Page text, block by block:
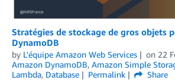
Stratégies de stockage de gros objets
DynamoDB
by L'équipe Amazon Web Services on 22
Amazon DynamoDB, Amazon Simple
Lambda, Database Permalink
Share